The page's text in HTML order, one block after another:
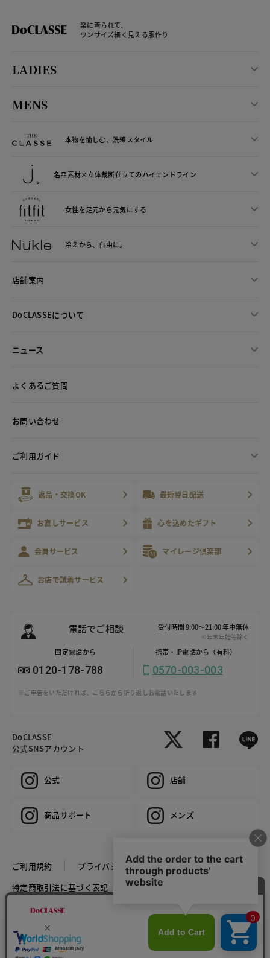
カラー・サイズを選択する
楽に着られて、
ワンサイズ細く見える服作り
LADIES
MENS
本物を愉しむ、洗練スタイル
名品素材×立体裁断仕立てのハイエンドライン
女性を足元から元気にする
冷えから、 自由に。
店舗案内
DoCLASSEについて
ニュース
よくあるご質問
お問い合わせ
ご利用ガイド
返品・交換OK 最短翌日配送
お直しサービス 心を込めたギフト
会員サービス マイレージ倶楽部
お店で試着サービス
電話でご相談 受付時間 9:00～21:00 年中無休
※年末年始等除く
固定電話から
0120-178-788
携帯・IP電話から（有料）
0570-003-003
※ご申告をいただければ、こちらから折り返しお電話いたします
DoCLASSE
公式SNSアカウント
公式 店舗
商品サポート メンズ
ご利用規約
プライバシーポリシー
特定商取引法に基づく表記
推奨環境
COPYRIGHT © DoCLASSE ALL RIGHTS RESERVED.